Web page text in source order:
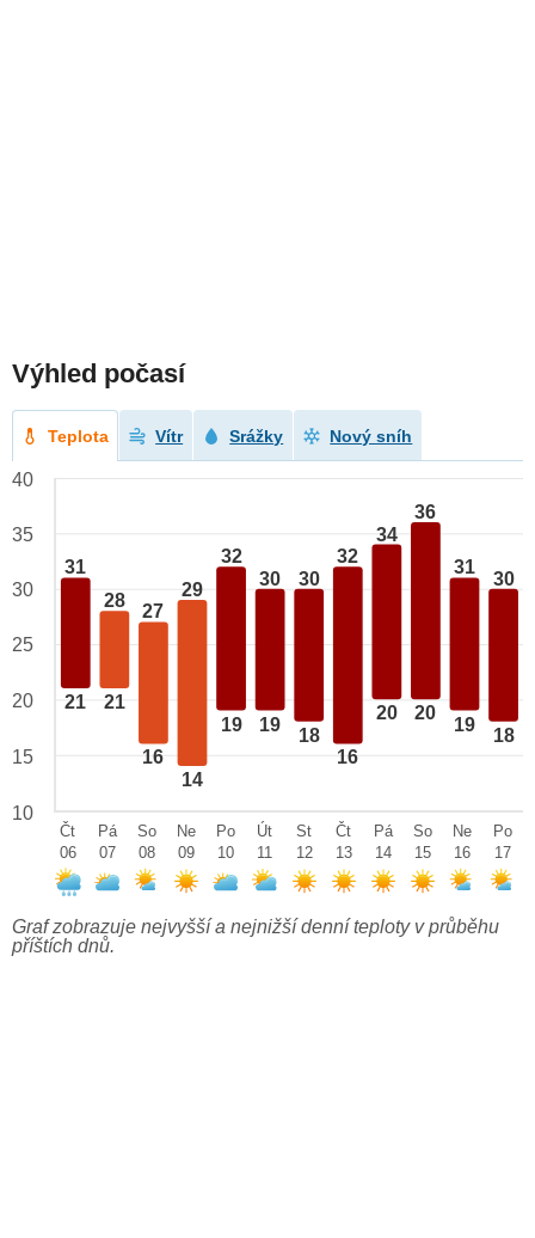
Výhled počasí
Teplota Vítr Srážky Nový sníh
31
21
28
21
27
16
29
14
32
19
30
19
30
18
32
16
34
20
36
20
31
19
30
18
40
35
30
25
20
15
10
Čt
06
Pá
07
So
08
Ne
09
Po
10
Út
11
St
12
Čt
13
Pá
14
So
15
Ne
16
Po
17
Graf zobrazuje nejvyšší a nejnižší denní teploty v průběhu
příštích dnů.